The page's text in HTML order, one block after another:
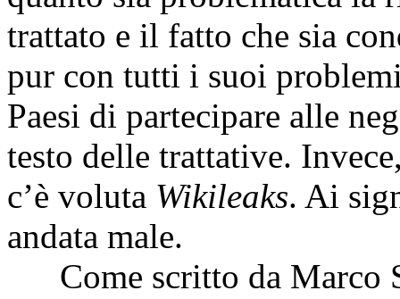
trattato e il fatto che sia
pur con tutti i suoi
Paesi di partecipare alle
testo delle trattative.
c’è voluta Wikileaks. Ai
andata male.
Come scritto da Marco